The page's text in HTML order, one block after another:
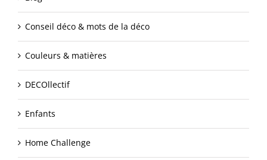
Conseil déco & mots de la déco
Couleurs & matières
DECOllectif
Enfants
Home Challenge